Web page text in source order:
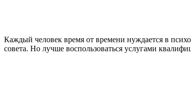
Каждый человек время от времени нуждается в
совета. Но лучше воспользоваться услугами